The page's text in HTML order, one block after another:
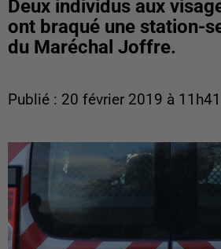
Deux individus aux
ont braqué une station-
du Maréchal Joffre.
Publié : 20 février 2019 à 11h41